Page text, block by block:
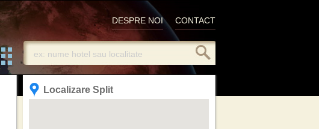
CONTACT
DESPRE NOI
Localizare Split